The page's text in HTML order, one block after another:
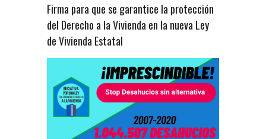
Firma para que se garantice la protección
del Derecho a la Vivienda en la nueva Ley
de Vivienda Estatal